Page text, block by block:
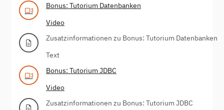
Bonus: Tutorium Datenbanken
Video
Zusatzinformationen zu Bonus: Tutorium Datenbanken
Text
Bonus: Tutorium JDBC
Video
Zusatzinformationen zu Bonus: Tutorium JDBC